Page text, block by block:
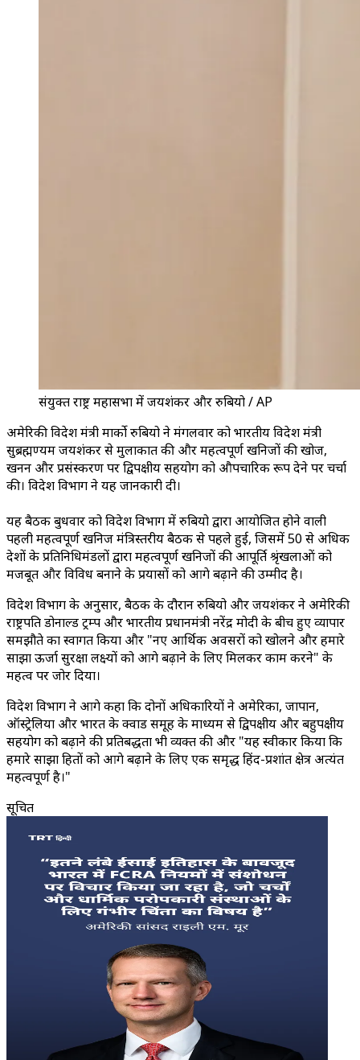
संयुक्त राष्ट्र महासभा में जयशंकर और रुबियो / AP
अमेरिकी विदेश मंत्री मार्को रुबियो ने मंगलवार को भारतीय विदेश मंत्री
सुब्रह्मण्यम जयशंकर से मुलाकात की और महत्वपूर्ण खनिजों की खोज,
खनन और प्रसंस्करण पर द्विपक्षीय सहयोग को औपचारिक रूप देने पर चर्चा
की। विदेश विभाग ने यह जानकारी दी।
यह बैठक बुधवार को विदेश विभाग में रुबियो द्वारा आयोजित होने वाली
पहली महत्वपूर्ण खनिज मंत्रिस्तरीय बैठक से पहले हुई, जिसमें 50 से अधिक
देशों के प्रतिनिधिमंडलों द्वारा महत्वपूर्ण खनिजों की आपूर्ति श्रृंखलाओं को
मजबूत और विविध बनाने के प्रयासों को आगे बढ़ाने की उम्मीद है।
विदेश विभाग के अनुसार, बैठक के दौरान रुबियो और जयशंकर ने अमेरिकी
राष्ट्रपति डोनाल्ड ट्रम्प और भारतीय प्रधानमंत्री नरेंद्र मोदी के बीच हुए व्यापार
समझौते का स्वागत किया और "नए आर्थिक अवसरों को खोलने और हमारे
साझा ऊर्जा सुरक्षा लक्ष्यों को आगे बढ़ाने के लिए मिलकर काम करने" के
महत्व पर जोर दिया।
विदेश विभाग ने आगे कहा कि दोनों अधिकारियों ने अमेरिका, जापान,
ऑस्ट्रेलिया और भारत के क्वाड समूह के माध्यम से द्विपक्षीय और बहुपक्षीय
सहयोग को बढ़ाने की प्रतिबद्धता भी व्यक्त की और "यह स्वीकार किया कि
हमारे साझा हितों को आगे बढ़ाने के लिए एक समृद्ध हिंद-प्रशांत क्षेत्र अत्यंत
महत्वपूर्ण है।"
सूचित